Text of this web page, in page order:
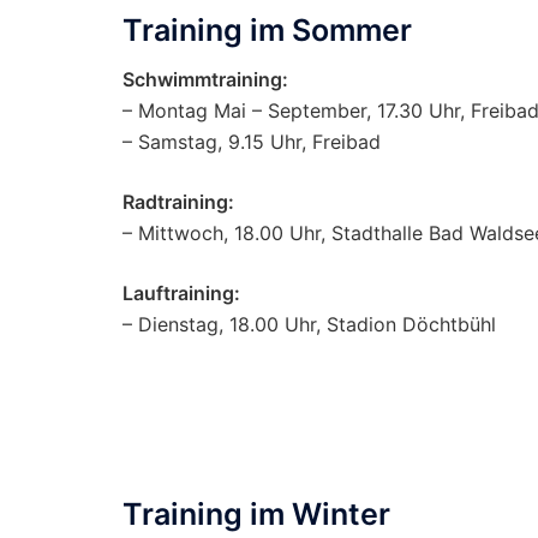
Training im Sommer
Schwimmtraining:
– Montag Mai – September, 17.30 Uhr, Freibad
– Samstag, 9.15 Uhr, Freibad
Radtraining:
– Mittwoch, 18.00 Uhr, Stadthalle Bad
Lauftraining:
– Dienstag, 18.00 Uhr, Stadion Döchtbühl
Training im Winter